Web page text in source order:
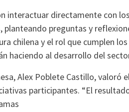
interactuar directamente con
preguntas y
chilena y el rol que cumplen
haciendo al desarrollo del
Alex Poblete Castillo, valoró
participantes. “El